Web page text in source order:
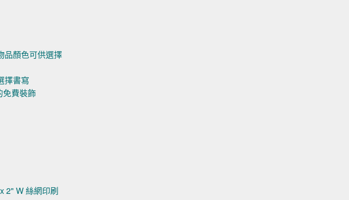
品顏色可供選擇
擇書寫
免費裝飾
2" W 絲網印刷